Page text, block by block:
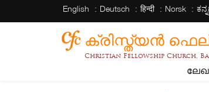
English Deutsch हिन्दी Norsk
ക്രിസ്ത്യന്‍
Christian Fellowship Church,